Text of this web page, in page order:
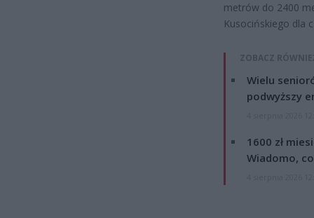
metrów do 2400
Kusocińskiego dla
ZOBACZ
Wielu
podwyższy
1600 zł
Wiadomo,